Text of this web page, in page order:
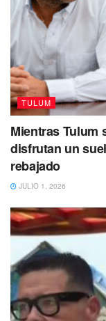
Dijo que el
de una Ley de
creada de una
Urbanos y la Ley
a su criterio- no
federales.
Refirió que en este
las Áreas
Ka’an, el Parque
cenotes, ríos
de flora y fauna
cambio de uso de
Informó que esto
responsabilidades
participaron en la
están atentando
TULUM
Mientras Tulum
disfrutan un
rebajado
JULIO 1, 2026